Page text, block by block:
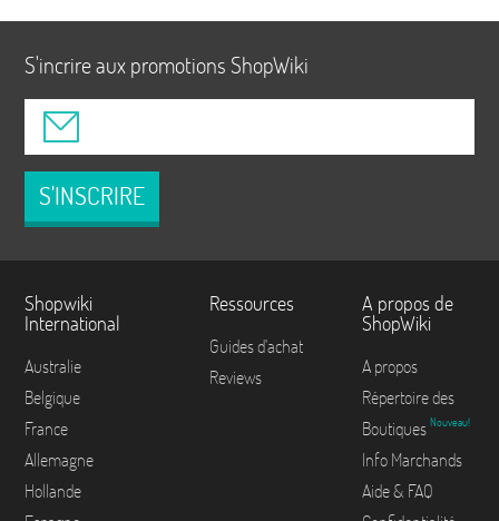
S'incrire aux promotions ShopWiki
S'INSCRIRE
Shopwiki
International
Australie
Belgique
France
Allemagne
Hollande
Ressources
Guides d'achat
Reviews
A propos de
ShopWiki
A propos
Répertoire des
Boutiques Nouveau!
Info Marchands
Aide & FAQ